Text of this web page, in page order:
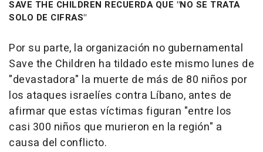
SAVE THE CHILDREN RECUERDA QUE "NO SE TRATA
SOLO DE CIFRAS"
Por su parte, la organización no gubernamental
Save the Children ha tildado este mismo lunes de
"devastadora" la muerte de más de 80 niños por
los ataques israelíes contra Líbano, antes de
afirmar que estas víctimas figuran "entre los
casi 300 niños que murieron en la región" a
causa del conflicto.